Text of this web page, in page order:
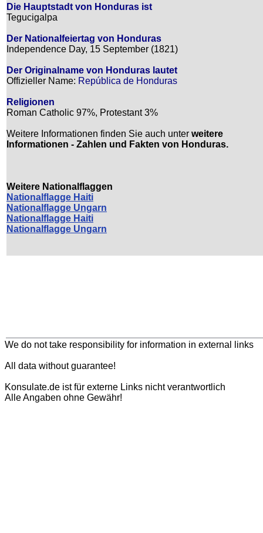
Die Hauptstadt von Honduras ist
Tegucigalpa
Der Nationalfeiertag von Honduras
Independence Day, 15 September (1821)
Der Originalname von Honduras lautet
Offizieller Name: República de Honduras
Religionen
Roman Catholic 97%, Protestant 3%
Weitere Informationen finden Sie auch unter weitere
Informationen - Zahlen und Fakten von Honduras.
Weitere Nationalflaggen
Nationalflagge Haiti
Nationalflagge Ungarn
Nationalflagge Haiti
Nationalflagge Ungarn
We do not take responsibility for information in external links
All data without guarantee!
Konsulate.de ist für externe Links nicht verantwortlich
Alle Angaben ohne Gewähr!